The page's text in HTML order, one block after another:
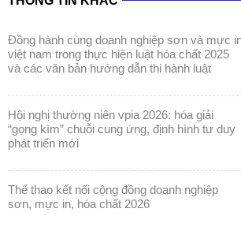
đồng hành cùng doanh nghiệp sơn và mực in
việt nam trong thực hiện luật hóa chất 2025
và các văn bản hướng dẫn thi hành luật
hội nghị thường niên vpia 2026: hóa giải
“gọng kìm” chuỗi cung ứng, định hình tư duy
phát triển mới
thể thao kết nối cộng đồng doanh nghiệp
sơn, mực in, hóa chất 2026